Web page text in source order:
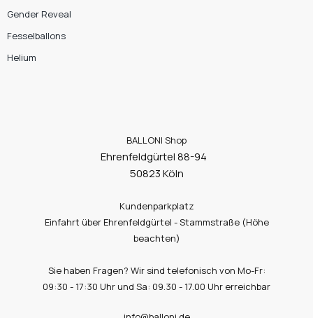
Gender Reveal
Fesselballons
Helium
BALLONI Shop
Ehrenfeldgürtel 88-94
50823 Köln
Kundenparkplatz
Einfahrt über Ehrenfeldgürtel - Stammstraße (Höhe
beachten)
Sie haben Fragen? Wir sind telefonisch von Mo-Fr:
09:30 - 17:30 Uhr und Sa: 09.30 - 17.00 Uhr erreichbar